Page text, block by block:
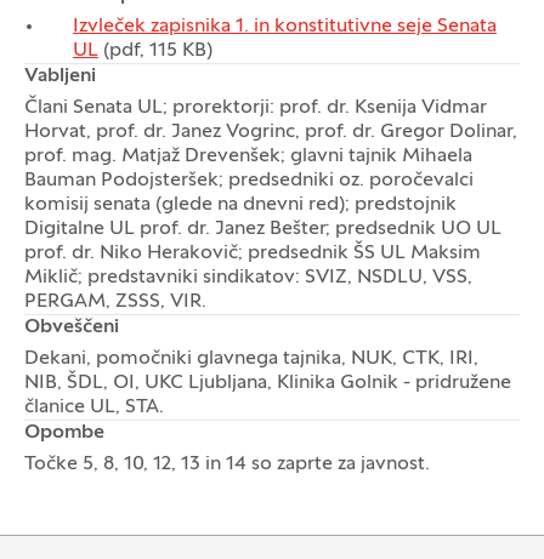
Izvleček zapisnika 1. in konstitutivne seje Senata
UL (pdf, 115 KB)
Vabljeni
Člani Senata UL; prorektorji: prof. dr. Ksenija Vidmar
Horvat, prof. dr. Janez Vogrinc, prof. dr. Gregor Dolinar,
prof. mag. Matjaž Drevenšek; glavni tajnik Mihaela
Bauman Podojsteršek; predsedniki oz. poročevalci
komisij senata (glede na dnevni red); predstojnik
Digitalne UL prof. dr. Janez Bešter; predsednik UO UL
prof. dr. Niko Herakovič; predsednik ŠS UL Maksim
Miklič; predstavniki sindikatov: SVIZ, NSDLU, VSS,
PERGAM, ZSSS, VIR.
Obveščeni
Dekani, pomočniki glavnega tajnika, NUK, CTK, IRI,
NIB, ŠDL, OI, UKC Ljubljana, Klinika Golnik - pridružene
članice UL, STA.
Opombe
Točke 5, 8, 10, 12, 13 in 14 so zaprte za javnost.